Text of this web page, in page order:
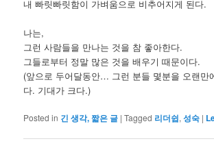
내 빠릿빠릿함이 가벼움으로 비추어지게 된다.
나는,
그런 사람들을 만나는 것을 참 좋아한다.
그들로부터 정말 많은 것을 배우기 때문이다.
(앞으로 두어달동안… 그런 분들 몇분을 오랜만
다. 기대가 크다.)
Posted in 긴 생각, 짧은 글 |Tagged 리더쉽,성숙 |